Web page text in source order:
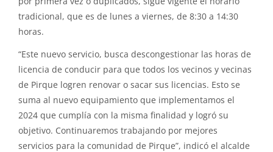
tradicional, que es de lunes a viernes, de 8:30 a 14:30
horas.
“Este nuevo servicio, busca descongestionar las horas de
licencia de conducir para que todos los vecinos y vecinas
de Pirque logren renovar o sacar sus licencias. Esto se
suma al nuevo equipamiento que implementamos el
2024 que cumplía con la misma finalidad y logró su
objetivo. Continuaremos trabajando por mejores
servicios para la comunidad de Pirque”, indicó el alcalde